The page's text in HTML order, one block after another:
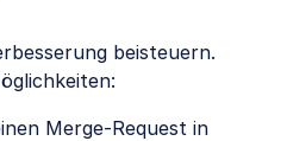
beisteuern.
Merge-Request in